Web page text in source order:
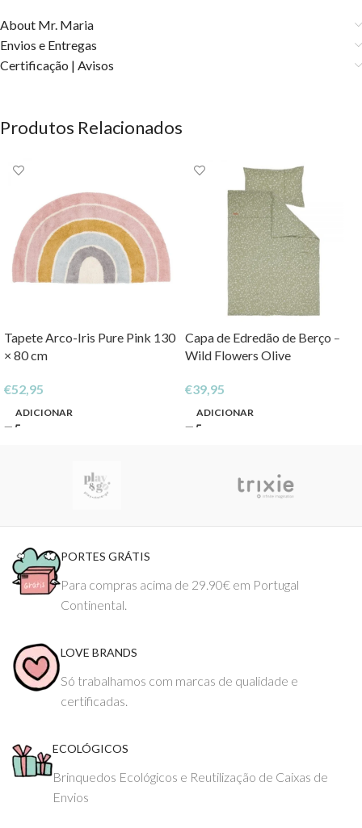
About Mr. Maria
Envios e Entregas
Certificação | Avisos
Produtos Relacionados
Tapete Arco-Iris Pure Pink 130
× 80 cm
€52,95
ADICIONAR
Capa de Edredão de Berço –
Wild Flowers Olive
€39,95
ADICIONAR
PORTES GRÁTIS
Para compras acima de 29.90€ em Portugal
Continental.
LOVE BRANDS
Só trabalhamos com marcas de qualidade e
certificadas.
ECOLÓGICOS
Brinquedos Ecológicos e Reutilização de Caixas de
Envios